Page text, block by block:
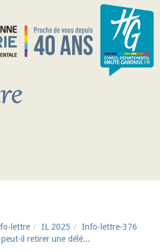
lettre IL 2025
Info-lettre-376
peut-il retirer une délé...